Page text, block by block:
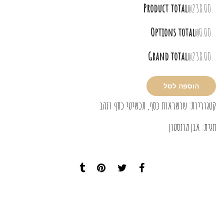
Product total₪238.00
Options total₪0.00
Grand total₪238.00
הוספה לסל
קטגוריות: שרשראות כסף תכשיטי כסף וזהב
תגית: אבן מונסטון